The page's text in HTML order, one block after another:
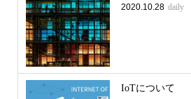
2020.10.28 daily
IoTについて